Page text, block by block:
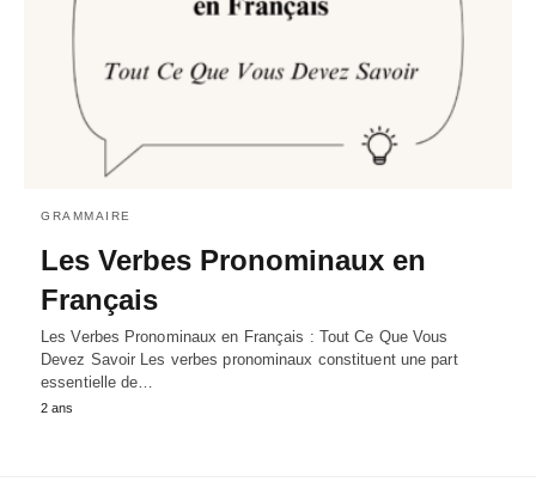
GRAMMAIRE
Les Verbes Pronominaux en
Français
Les Verbes Pronominaux en Français : Tout Ce Que Vous
Devez Savoir Les verbes pronominaux constituent une part
essentielle de…
2 ans